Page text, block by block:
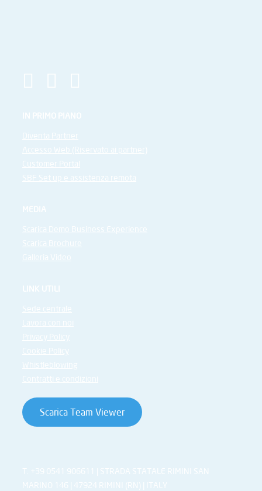
IN PRIMO PIANO
Diventa Partner
Accesso Web (Riservato ai partner)
Customer Portal
SBF Set up e assistenza remota
MEDIA
Scarica Demo Business Experience
Scarica Brochure
Galleria Video
LINK UTILI
Sede centrale
Lavora con noi
Privacy Policy
Cookie Policy
Whistleblowing
Contratti e condizioni
Scarica Team Viewer
T. +39 0541 906611 | STRADA STATALE RIMINI SAN
MARINO 146 | 47924 RIMINI (RN) | ITALY